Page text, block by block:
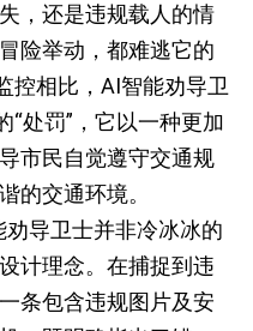
，还是违规载人的情
险举动，都难逃它的
控相比，AI智能劝导卫
“处罚”，它以一种更加
市民自觉遵守交通规
的交通环境。
导卫士并非冷冰冰的
计理念。在捕捉到违
条包含违规图片及安